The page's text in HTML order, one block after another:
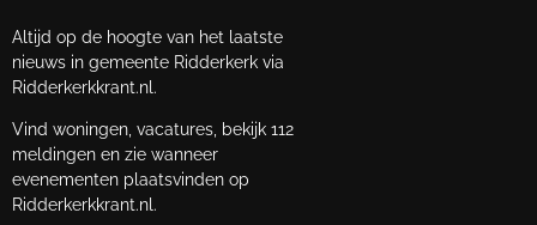
Altijd op de hoogte van het laatste
nieuws in gemeente Ridderkerk via
Ridderkerkkrant.nl.
Vind woningen, vacatures, bekijk 112
meldingen en zie wanneer
evenementen plaatsvinden op
Ridderkerkkrant.nl.